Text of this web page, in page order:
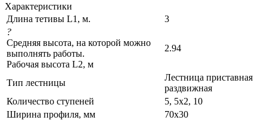
Характеристики
Длина тетивы L1, м.
3
?
Средняя высота, на которой можно
выполнять работы.
Рабочая высота L2, м
2.94
Тип лестницы
Лестница приставная
раздвижная
Количество ступеней
5, 5х2, 10
Ширина профиля, мм
70х30